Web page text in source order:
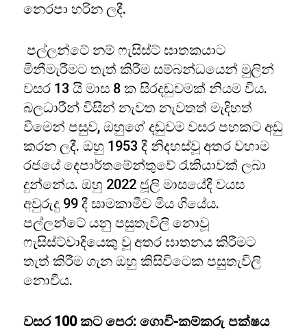
නෙරපා හරින ලදී.
පල්ලන්ටේ නම් ෆැසිස්ට් ඝාතකයාට
මිනීමැරීමට තැත් කිරීම සම්බන්ධයෙන් මුලින්
වසර 13 යි මාස 8 ක සිරදඬුවමක් නියම විය.
බලධාරීන් විසින් නැවත නැවතත් මැදිහත්
වීමෙන් පසුව, ඔහුගේ දඬුවම වසර පහකට අඩු
කරන ලදී. ඔහු 1953 දී නිදහස්වූ අතර වහාම
රජයේ දෙපාර්තමේන්තුවේ රැකියාවක් ලබා
දුන්නේය. ඔහු 2022 ජූලි මාසයේදී වයස
අවුරුදු 99 දී සාමකාමීව මිය ගියේය.
පල්ලන්ටේ යනු පසුතැවිලි නොවූ
ෆැසිස්ට්වාදියෙකු වූ අතර ඝාතනය කිරීමට
තැත් කිරීම ගැන ඔහු කිසිවිටෙක පසුතැවිලි
නොවීය.
වසර 100 කට පෙර: ගොවි-කම්කරු පක්ෂය